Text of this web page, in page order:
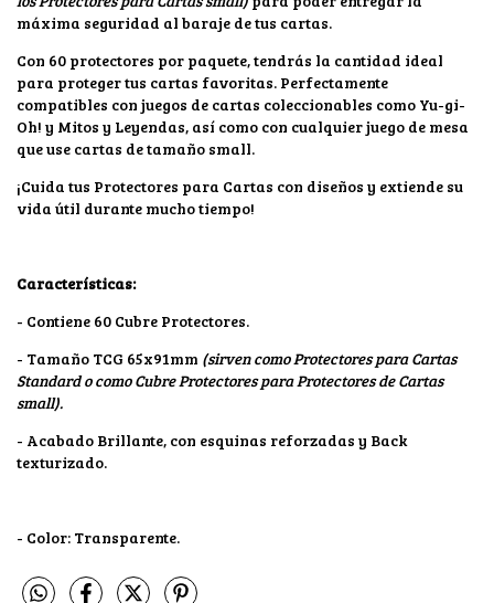
máxima seguridad al baraje de tus cartas.
Con 60 protectores por paquete, tendrás la cantidad ideal
para proteger tus cartas favoritas. Perfectamente
compatibles con juegos de cartas coleccionables como Yu-gi-
Oh! y Mitos y Leyendas, así como con cualquier juego de mesa
que use cartas de tamaño small.
¡Cuida tus Protectores para Cartas con diseños y extiende su
vida útil durante mucho tiempo!
Características:
- Contiene 60 Cubre Protectores.
- Tamaño TCG 65x91mm (sirven como Protectores para Cartas
Standard o como Cubre Protectores para Protectores de Cartas
small).
- Acabado Brillante, con esquinas reforzadas y Back
texturizado.
- Color: Transparente.